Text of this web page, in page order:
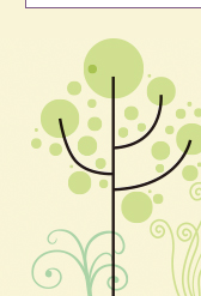
告周
知貴
同仁
參